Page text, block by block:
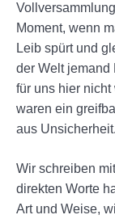
Moment, wenn
Leib spürt und
der Welt jemand
für uns hier
waren ein
aus Unsicherheit.
Wir schreiben
direkten Worte
Art und Weise,